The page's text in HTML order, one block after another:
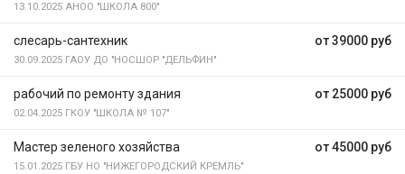
13.10.2025 АНОО "ШКОЛА 800"
от 39000 руб
слесарь-сантехник
30.09.2025 ГАОУ ДО "НОСШОР "ДЕЛЬФИН"
от 25000 руб
рабочий по ремонту здания
02.04.2025 ГКОУ "ШКОЛА № 107"
от 45000 руб
Мастер зеленого хозяйства
15.01.2025 ГБУ НО "НИЖЕГОРОДСКИЙ КРЕМЛЬ"